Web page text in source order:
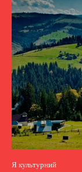
Я культурний